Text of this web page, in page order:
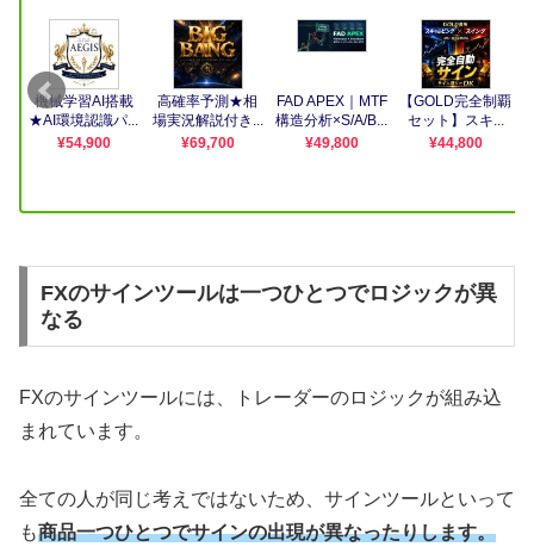
FXのサインツールは一つひとつでロジックが異
なる
FXのサインツールには、トレーダーのロジックが組み込
まれています。
全ての人が同じ考えではないため、サインツールといって
も商品一つひとつでサインの出現が異なったりします。